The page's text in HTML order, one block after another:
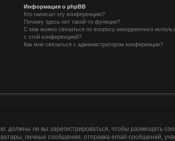
Информация о phpBB
Кто написал эту конференцию?
Почему здесь нет такой-то функции?
С кем можно связаться по вопросу некорректного
с этой конференцией?
Как мне связаться с администратором конференции?
должны ли вы зарегистрироваться, чтобы размещать
личные сообщения, отправка email-сообщений,